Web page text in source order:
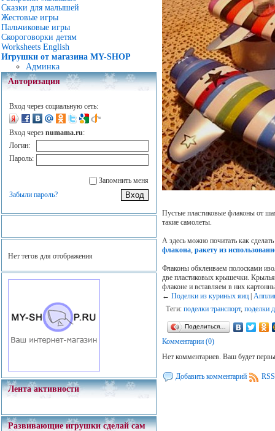
Сказки для малышей
Жестовые игры
Пальчиковые игры
Скороговорки детям
Worksheets English
Игрушки от магазина MY-SHOP
Админка
Авторизация
Вход через социальную сеть:
Вход через numama.ru:
Логин:
Пароль:
Запомнить меня
Забыли пароль?
Нет тегов для отображения
Лента активности
Развивающие игрушки сделай сам
Пустые пластиковые флаконы от
такие самолеты.
А здесь можно почитать как сделать
флакона, ракету из
Флаконы обклеиваем полосками
две пластиковых крышечки.
флаконе и вставляем в них
← Поделки из куриных яиц|
Теги: поделки транспорт, поделки
Поделиться…
Комментарии (0)
Нет комментариев. Ваш будет
Добавить комментарий